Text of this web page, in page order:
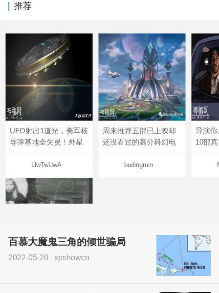
推荐
UFO射出1道光，美军核
导弹基地全失灵！外星
LlwTwUwA
周末推荐五部已上映却
还没看过的高分科幻电
budingmm
导演
10部
百慕大魔鬼三角的倾世骗局
2022-05-20 xpshowcn